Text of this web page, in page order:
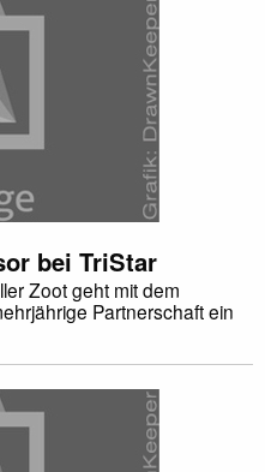
bei TriStar
Zoot geht mit dem
Partnerschaft ein